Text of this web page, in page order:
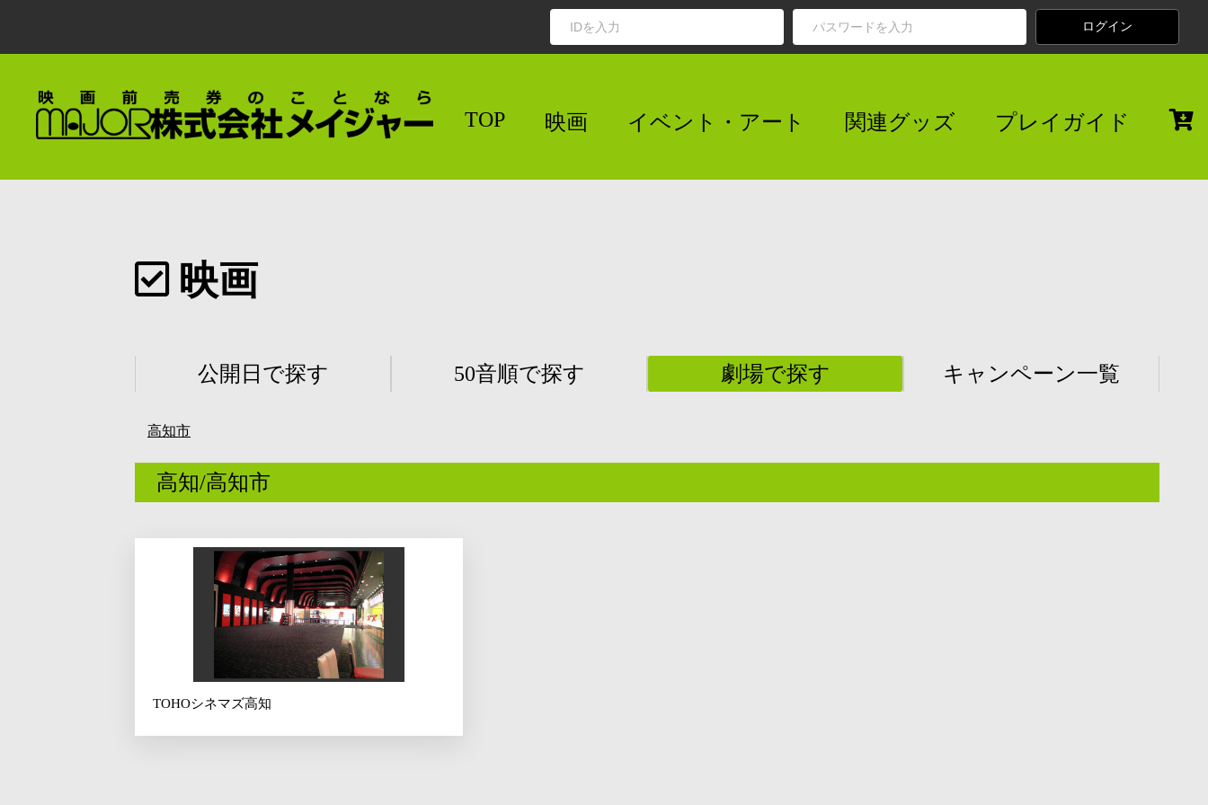
TOP 映画 イベント・アート 関連グッズ プレイガイド
映画
公開日で探す 50音順で探す 劇場で探す キャンペーン一覧
高知市
高知/高知市
TOHOシネマズ高知